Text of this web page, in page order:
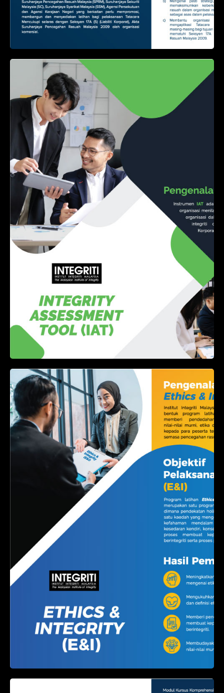
Integrity Assessment Tool
Ethics and Integrity Training
Programme (E&I)